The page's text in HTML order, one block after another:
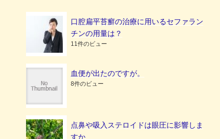
口腔扁平苔癬の治療に用いるセファラン
チンの用量は？
11件のビュー
血便が出たのですが。
8件のビュー
点鼻や吸入ステロイドは眼圧に影響しま
すか